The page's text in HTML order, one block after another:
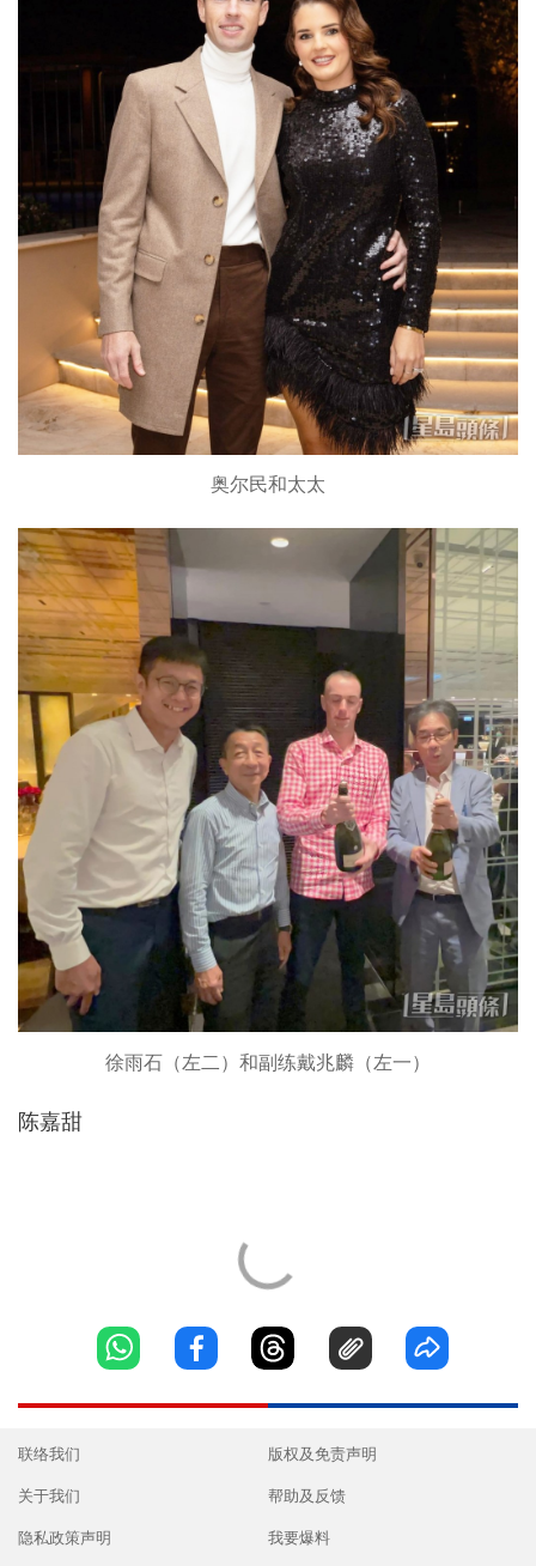
奥尔民和太太
徐雨石（左二）和副练戴兆麟（左一）
陈嘉甜
联络我们
关于我们
隐私政策声明
版权及免责声明
帮助及反馈
我要爆料